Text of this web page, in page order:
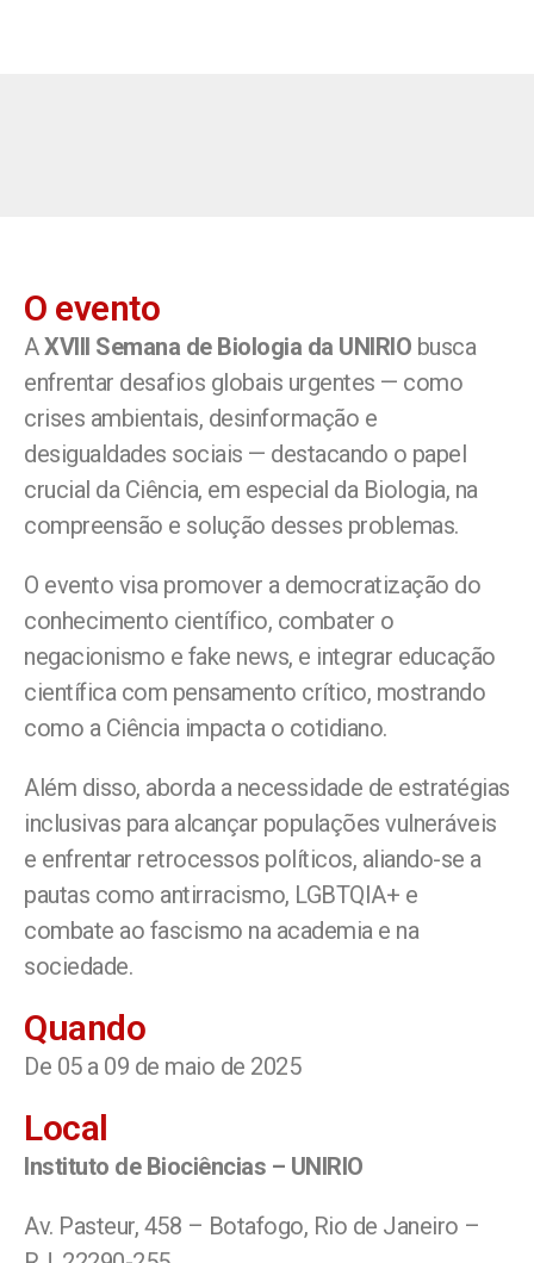
O evento
AXVIII Semana de Biologia da UNIRIO busca
enfrentar desafios globais urgentes — como
crises ambientais, desinformação e
desigualdades sociais — destacando o papel
crucial da Ciência, em especial da Biologia, na
compreensão e solução desses problemas.
O evento visa promover a democratização do
conhecimento científico, combater o
negacionismo e fake news, e integrar educação
científica com pensamento crítico, mostrando
como a Ciência impacta o cotidiano.
Além disso, aborda a necessidade de estratégias
inclusivas para alcançar populações vulneráveis
e enfrentar retrocessos políticos, aliando-se a
pautas como antirracismo, LGBTQIA+ e
combate ao fascismo na academia e na
sociedade.
Quando
De 05 a 09 de maio de 2025
Local
Instituto de Biociências – UNIRIO
Av. Pasteur, 458 – Botafogo, Rio de Janeiro –